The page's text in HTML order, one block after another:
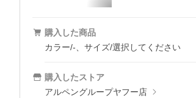
購入した商品
カラー/-、サイズ/選択してください
購入したストア
アルペングループヤフー店